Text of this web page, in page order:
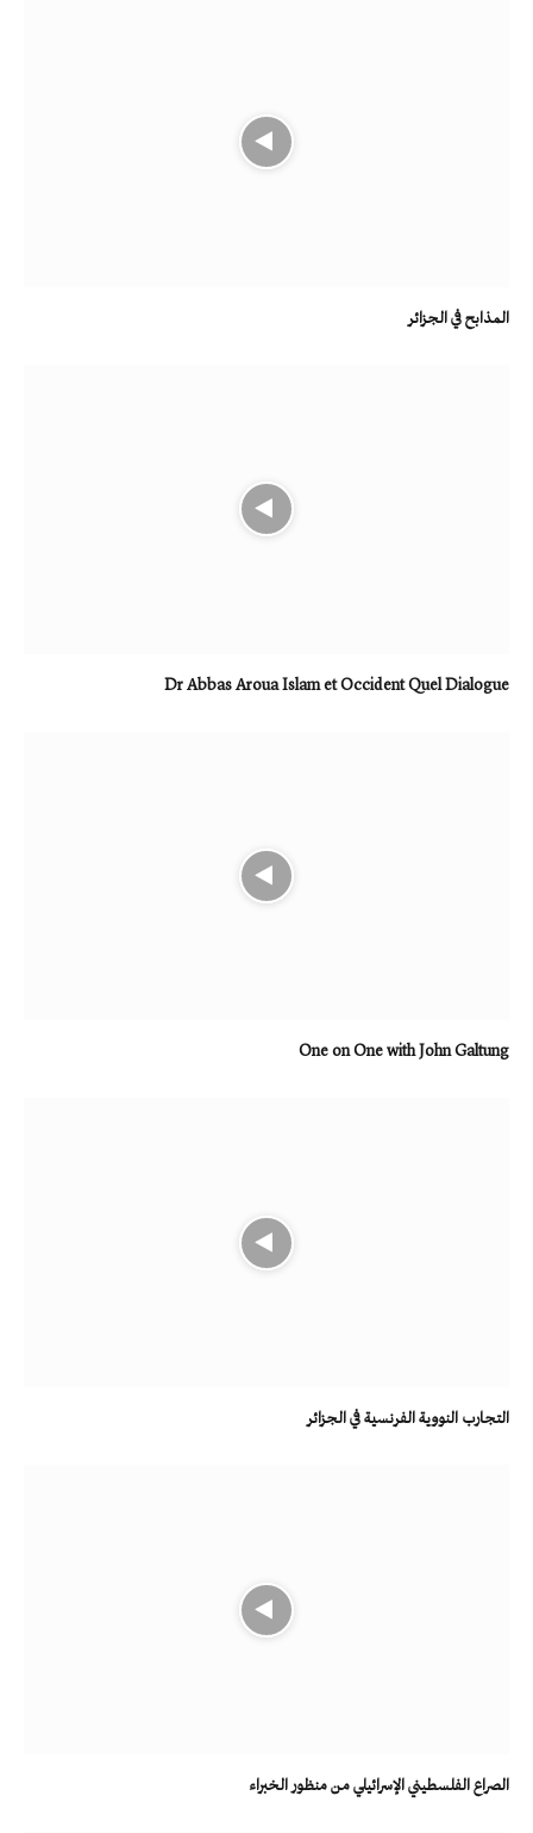
المذابح في الجزائر
Dr Abbas Aroua Islam et Occident Quel Dialogue
One on One with John Galtung
التجارب النووية الفرنسية في الجزائر
الصراع الفلسطيني الإسرائيلي من منظور الخبراء